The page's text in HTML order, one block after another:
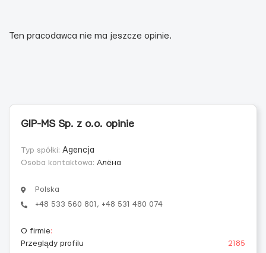
Ten pracodawca nie ma jeszcze opinie.
GIP-MS Sp. z o.o. opinie
Typ spółki: Agencja
Osoba kontaktowa: Алёна
Polska
+48 533 560 801, +48 531 480 074
O firmie:
Przeglądy profilu
2185